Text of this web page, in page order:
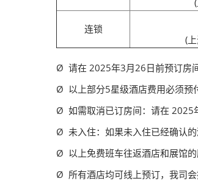
连锁
(
Ø 请在 2025年3月26日前预订房
Ø 以上部分5星级酒店费用必须预
Ø 如需取消已订房间：请在 2025
Ø 未入住：如果未入住已经确认的
Ø 以上免费班车往返酒店和展馆的
Ø 所有酒店均可线上预订，我司会